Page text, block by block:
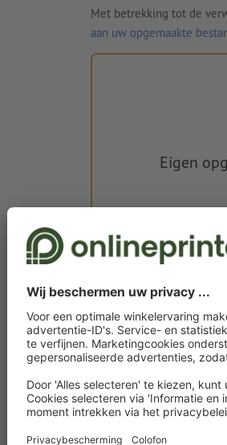
Met betrekking tot de
aan uw opgemaakte
Eigen
Levering circa:
di. 18 aug. - do. 20 aug.
Gewicht: ca.37,5 g